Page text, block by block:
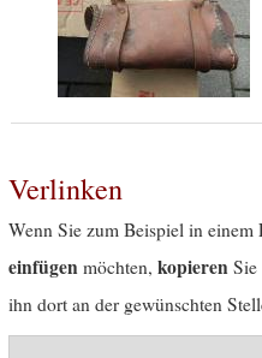
Verlinken
Wenn Sie zum Beispiel in
einfügen möchten,kopieren
ihn dort an der gewünschten